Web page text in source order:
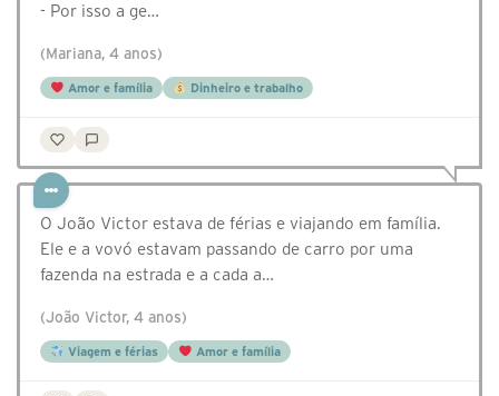
- Por isso a ge…
(Mariana, 4 anos)
Amor e família Dinheiro e trabalho
O João Victor estava de férias e viajando em família.
Ele e a vovó estavam passando de carro por uma
fazenda na estrada e a cada a…
(João Victor, 4 anos)
Viagem e férias Amor e família